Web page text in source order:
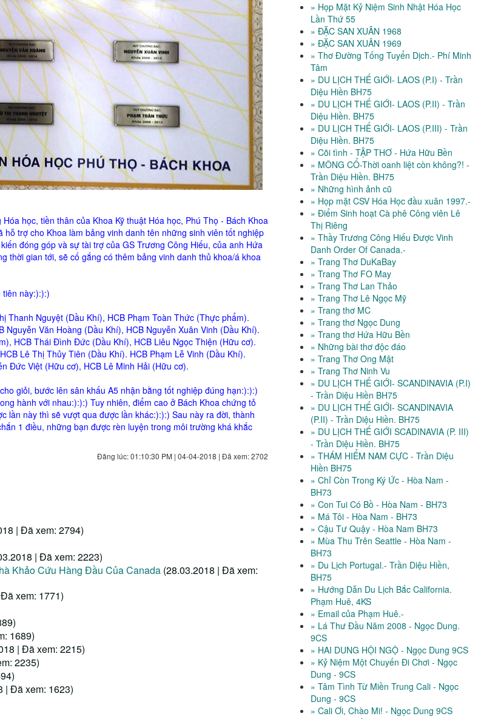
học, tiền thân của Khoa Kỹ thuật Hóa học, Phú Thọ - Bách Khoa
trợ cho Khoa làm bảng vinh danh tên những sinh viên tốt nghiệp
đóng góp và sự tài trợ của GS Trương Công Hiếu, của anh Hứa
thời gian tới, sẽ cố gắng có thêm bảng vinh danh thủ khoa/á khoa
này:):):)
Thanh Nguyệt (Dầu Khí), HCB Phạm Toàn Thức (Thực phẩm).
Văn Hoàng (Dầu Khí), HCB Nguyễn Xuân Vinh (Dầu Khí).
HCB Thái Đình Đức (Dầu Khí), HCB Liêu Ngọc Thiện (Hữu cơ).
Lê Thị Thủy Tiên (Dầu Khí). HCB Phạm Lễ Vinh (Dầu Khí).
Đức Việt (Hữu cơ), HCB Lê Minh Hải (Hữu cơ).
giỏi, bước lên sân khấu A5 nhận bằng tốt nghiệp đúng hạn:):):)
hành với nhau:):):) Tuy nhiên, điểm cao ở Bách Khoa chứng tỏ
lần này thì sẽ vượt qua được lần khác:):):) Sau này ra đời, thành
1 điều, những bạn được rèn luyện trong môi trường khá khắc
Đăng lúc: 01:10:30 PM | 04-04-2018 | Đã xem: 2702
| Đã xem: 2794)
| Đã xem: 2223)
Khảo Cứu Hàng Đầu Của Canada (28.03.2018 | Đã xem:
xem: 1771)
1689)
| Đã xem: 2215)
2235)
| Đã xem: 1623)
» Họp Mặt Kỷ Niệm Sinh Nhật Hóa Học
Lần Thứ 55
» ĐẶC SAN XUÂN 1968
» ĐẶC SAN XUÂN 1969
» Thơ Đường Tống Tuyển Dịch.- Phí Minh
Tâm
» DU LỊCH THẾ GIỚI- LAOS (P.I) - Trần
Diệu Hiền BH75
» DU LỊCH THẾ GIỚI- LAOS (P.II) - Trần
Diệu Hiền. BH75
» DU LỊCH THẾ GIỚI- LAOS (P.III) - Trần
Diệu Hiền. BH75
» Cõi tình - TẬP THƠ - Hứa Hữu Bền
» MÔNG CỔ-Thời oanh liệt còn không?! -
Trần Diệu Hiền. BH75
» Những hình ảnh cũ
» Họp mặt CSV Hóa Học đầu xuân 1997.-
» Điểm Sinh hoạt Cà phê Công viên Lê
Thị Riêng
» Thầy Trương Công Hiếu Được Vinh
Danh Order Of Canada.-
» Trang Thơ DuKaBay
» Trang Thơ FO May
» Trang Thơ Lan Thảo
» Trang Thơ Lê Ngọc Mỹ
» Trang thơ MC
» Trang thơ Ngọc Dung
» Trang thơ Hứa Hữu Bền
» Những bài thơ độc đáo
» Trang Thơ Ong Mật
» Trang Thơ Ninh Vu
» DU LỊCH THẾ GIỚI- SCANDINAVIA (P.I)
- Trần Diệu Hiền BH75
» DU LỊCH THẾ GIỚI- SCANDINAVIA
(P.II) - Trần Diệu Hiền. BH75
» DU LỊCH THẾ GIỚI SCADINAVIA (P. III)
- Trần Diệu Hiền. BH75
» THÁM HIỂM NAM CỰC - Trần Diệu
Hiền BH75
» Chỉ Còn Trong Ký Ức - Hòa Nam -
BH73
» Con Tui Có Bồ - Hòa Nam - BH73
» Má Tôi - Hòa Nam - BH73
» Cậu Tư Quậy - Hòa Nam BH73
» Mùa Thu Trên Seattle - Hòa Nam -
BH73
» Du Lịch Portugal.- Trần Diệu Hiền,
BH75
» Hướng Dẫn Du Lịch Bắc California.
Phạm Huê, 4KS
» Email của Phạm Huê.-
» Lá Thư Đầu Năm 2008 - Ngọc Dung.
9CS
» HAI DUNG HỘI NGỘ - Ngọc Dung 9CS
» Kỷ Niệm Một Chuyến Đi Chơi - Ngọc
Dung - 9CS
» Tâm Tình Từ Miền Trung Cali - Ngọc
Dung - 9CS
» Cali Ơi, Chào Mi! - Ngọc Dung 9CS